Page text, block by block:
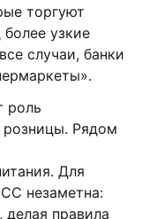
торгуют
узкие
случаи, банки
роль
розницы. Рядом
Для
незаметна:
правила